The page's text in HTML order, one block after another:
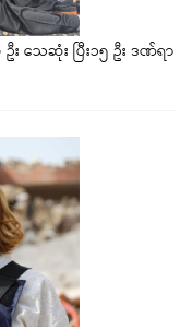
သေဆုံး ပြီး၁၅ ဦး ဒဏ်ရာ